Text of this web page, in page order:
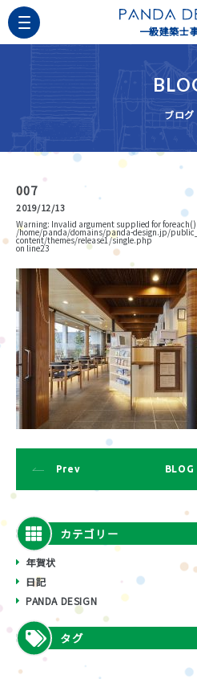
一級建築士
ブログ
007
2019/12/13
Warning: Invalid argument supplied for
/home/panda/domains/panda-design.jp/
content/themes/release1/single.php
on line23
Prev BLOG
カテゴリー
年賀状
日記
PANDA DESIGN
タグ